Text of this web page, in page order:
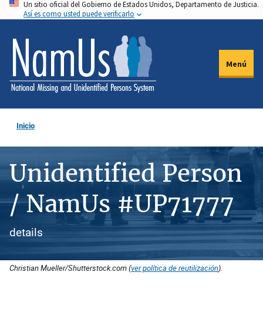
Pasar
al
contenido
principal
Un sitio oficial del Gobierno de Estados Unidos, Departamento de Justicia.
Así es como usted puede verificarlo
Menú
Inicio
Unidentified Person
/ NamUs #UP71777
details
Christian Mueller/Shutterstock.com (ver política de reutilización).